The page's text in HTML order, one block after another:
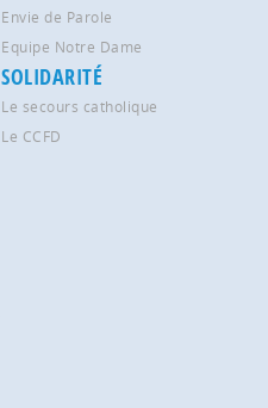
Envie de Parole
Equipe Notre Dame
SOLIDARITÉ
Le secours catholique
Le CCFD